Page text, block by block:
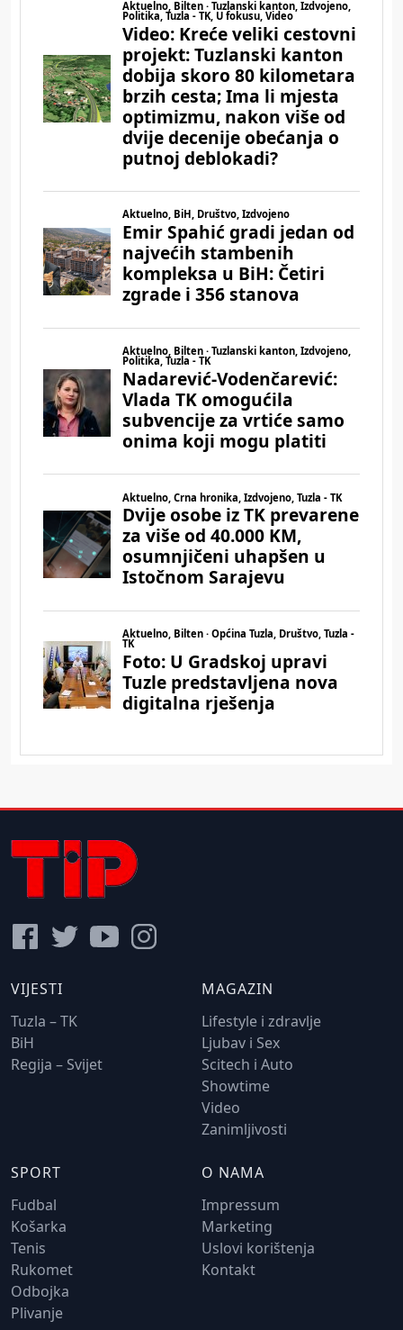
VIJESTI
Tuzla – TK
BiH
Regija – Svijet
MAGAZIN
Lifestyle i zdravlje
Ljubav i Sex
Scitech i Auto
Showtime
Video
Zanimljivosti
SPORT
Fudbal
Košarka
Tenis
Rukomet
Odbojka
Plivanje
O NAMA
Impressum
Marketing
Uslovi korištenja
Kontakt